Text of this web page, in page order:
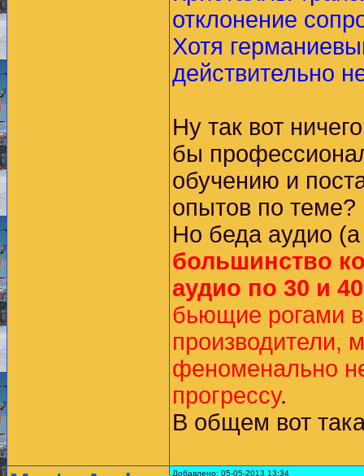
отклонение
Хотя
действительно
Ну так вот
бы
обучению и
опытов по теме?
Но беда аудио (а
большинство
аудио по 30 и
бьющие рогами
производители,
феноменально
прогрессу.
В общем вот
Добавлено: 05-05-2013 13:34